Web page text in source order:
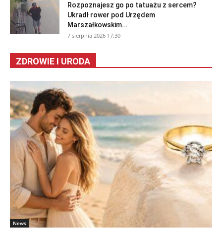
Rozpoznajesz go po tatuażu z sercem?
Ukradł rower pod Urzędem
Marszałkowskim...
7 sierpnia 2026 17:30
ZDROWIE I URODA
News